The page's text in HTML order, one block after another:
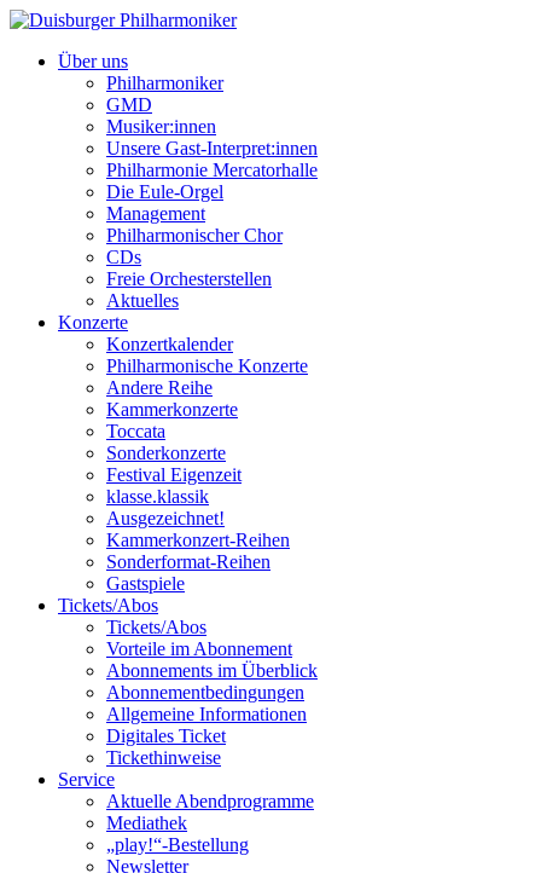
Über uns
Philharmoniker
GMD
Musiker:innen
Unsere Gast-Interpret:innen
Philharmonie Mercatorhalle
Die Eule-Orgel
Management
Philharmonischer Chor
CDs
Freie Orchesterstellen
Aktuelles
Konzerte
Konzertkalender
Philharmonische Konzerte
Andere Reihe
Kammerkonzerte
Toccata
Sonderkonzerte
Festival Eigenzeit
klasse.klassik
Ausgezeichnet!
Kammerkonzert-Reihen
Sonderformat-Reihen
Gastspiele
Tickets/Abos
Tickets/Abos
Vorteile im Abonnement
Abonnements im Überblick
Abonnement­bedingungen
Allgemeine Informationen
Digitales Ticket
Ticket­hinweise
Service
Aktuelle Abendprogramme
Mediathek
„play!“-Bestellung
Newsletter